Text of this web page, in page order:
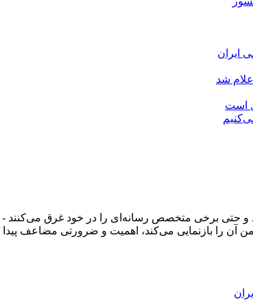
ایران
شد
است
و حتی برخی متخصص رسانه‌ای را در خود غرق
آن را بازنمایی می‌کند، اهمیت و ضرورتی مضاعف